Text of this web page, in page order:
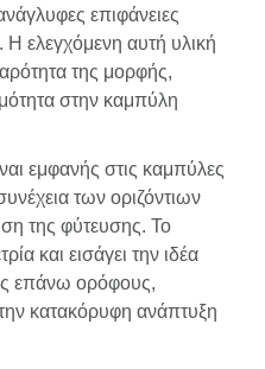
επιφάνειες
Η ελεγχόμενη αυτή υλική
της μορφής,
στην καμπύλη
εμφανής στις καμπύλες
των οριζόντιων
της φύτευσης. Το
και εισάγει την ιδέα
επάνω ορόφους,
κατακόρυφη ανάπτυξη